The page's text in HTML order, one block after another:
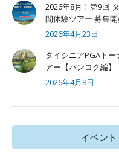
2026年8月！第9回
間体験ツアー 募集開
2026年4月23日
タイシニアPGAト
アー【バンコク編】
2026年4月8日
イベン